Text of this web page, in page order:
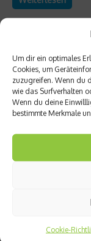
Um dir ein optimales
Cookies, um
zuzugreifen. Wenn du
wie das Surfverhalten
Wenn du deine
bestimmte Merkmale
Cookie-
Christine
Yoga gilt für viele